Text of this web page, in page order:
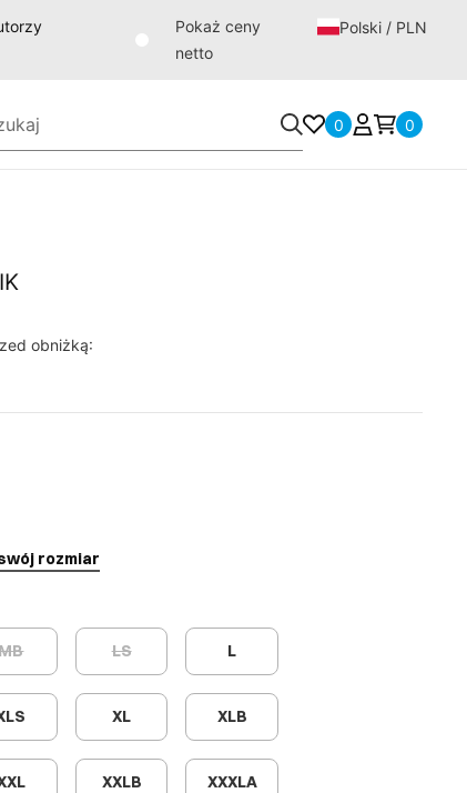
Pokaż ceny
netto
Polski / PLN
0 0
obniżką:
rozmiar
LS L
XL XLB
XXLB XXXLA